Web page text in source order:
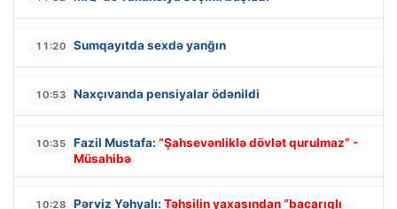
11:20 Sumqayıtda sexdə yanğın
10:53 Naxçıvanda pensiyalar ödənildi
10:35 Fazil Mustafa: “Şahsevənliklə dövlət qurulmaz” -
Müsahibə
10:28 Pərviz Yəhyalı: Təhsilin yaxasından “bacarıqlı